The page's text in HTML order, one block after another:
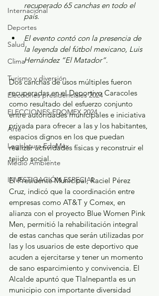
Internacional
Deportes
Salud
Clima
Turismo y diversión
Elecciones presidenciales 2024
ELECCIONES EDOMEX 2024
Arte
Legislatura EdoMéx
Medio Ambiente
INVESTIGACIÓN ESPECIAL
recuperado 65 canchas en todo el
país.
El evento contó con la presencia de
la leyenda del fútbol mexicano, Luis
Hernández “El Matador”.
Dos canchas de usos múltiples fueron
recuperadas en el Deportivo Caracoles
como resultado del esfuerzo conjunto
entre autoridades municipales e iniciativa
privada para ofrecer a las y los habitantes,
espacios dignos en los que puedan
realizar actividades físicas y reconstruir el
tejido social.
El Presidente Municipal, Raciel Pérez
Cruz, indicó que la coordinación entre
empresas como AT&T y Comex, en
alianza con el proyecto Blue Women Pink
Men, permitió la rehabilitación integral
de estas canchas que serán utilizadas por
las y los usuarios de este deportivo que
acuden a ejercitarse y tener un momento
de sano esparcimiento y convivencia. El
Alcalde apuntó que Tlalnepantla es un
municipio con importante diversidad